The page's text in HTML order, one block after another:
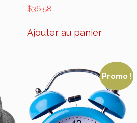
$36.58
Ajouter au panier
Promo !